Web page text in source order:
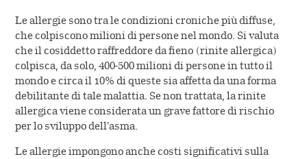
Le allergie sono tra le condizioni croniche più diffuse,
che colpiscono milioni di persone nel mondo. Si valuta
che il cosiddetto raffreddore da fieno (rinite allergica)
colpisca, da solo, 400-500 milioni di persone in tutto il
mondo e circa il 10% di queste sia affetta da una forma
debilitante di tale malattia. Se non trattata, la rinite
allergica viene considerata un grave fattore di rischio
per lo sviluppo dell'asma.
Le allergie impongono anche costi significativi sulla